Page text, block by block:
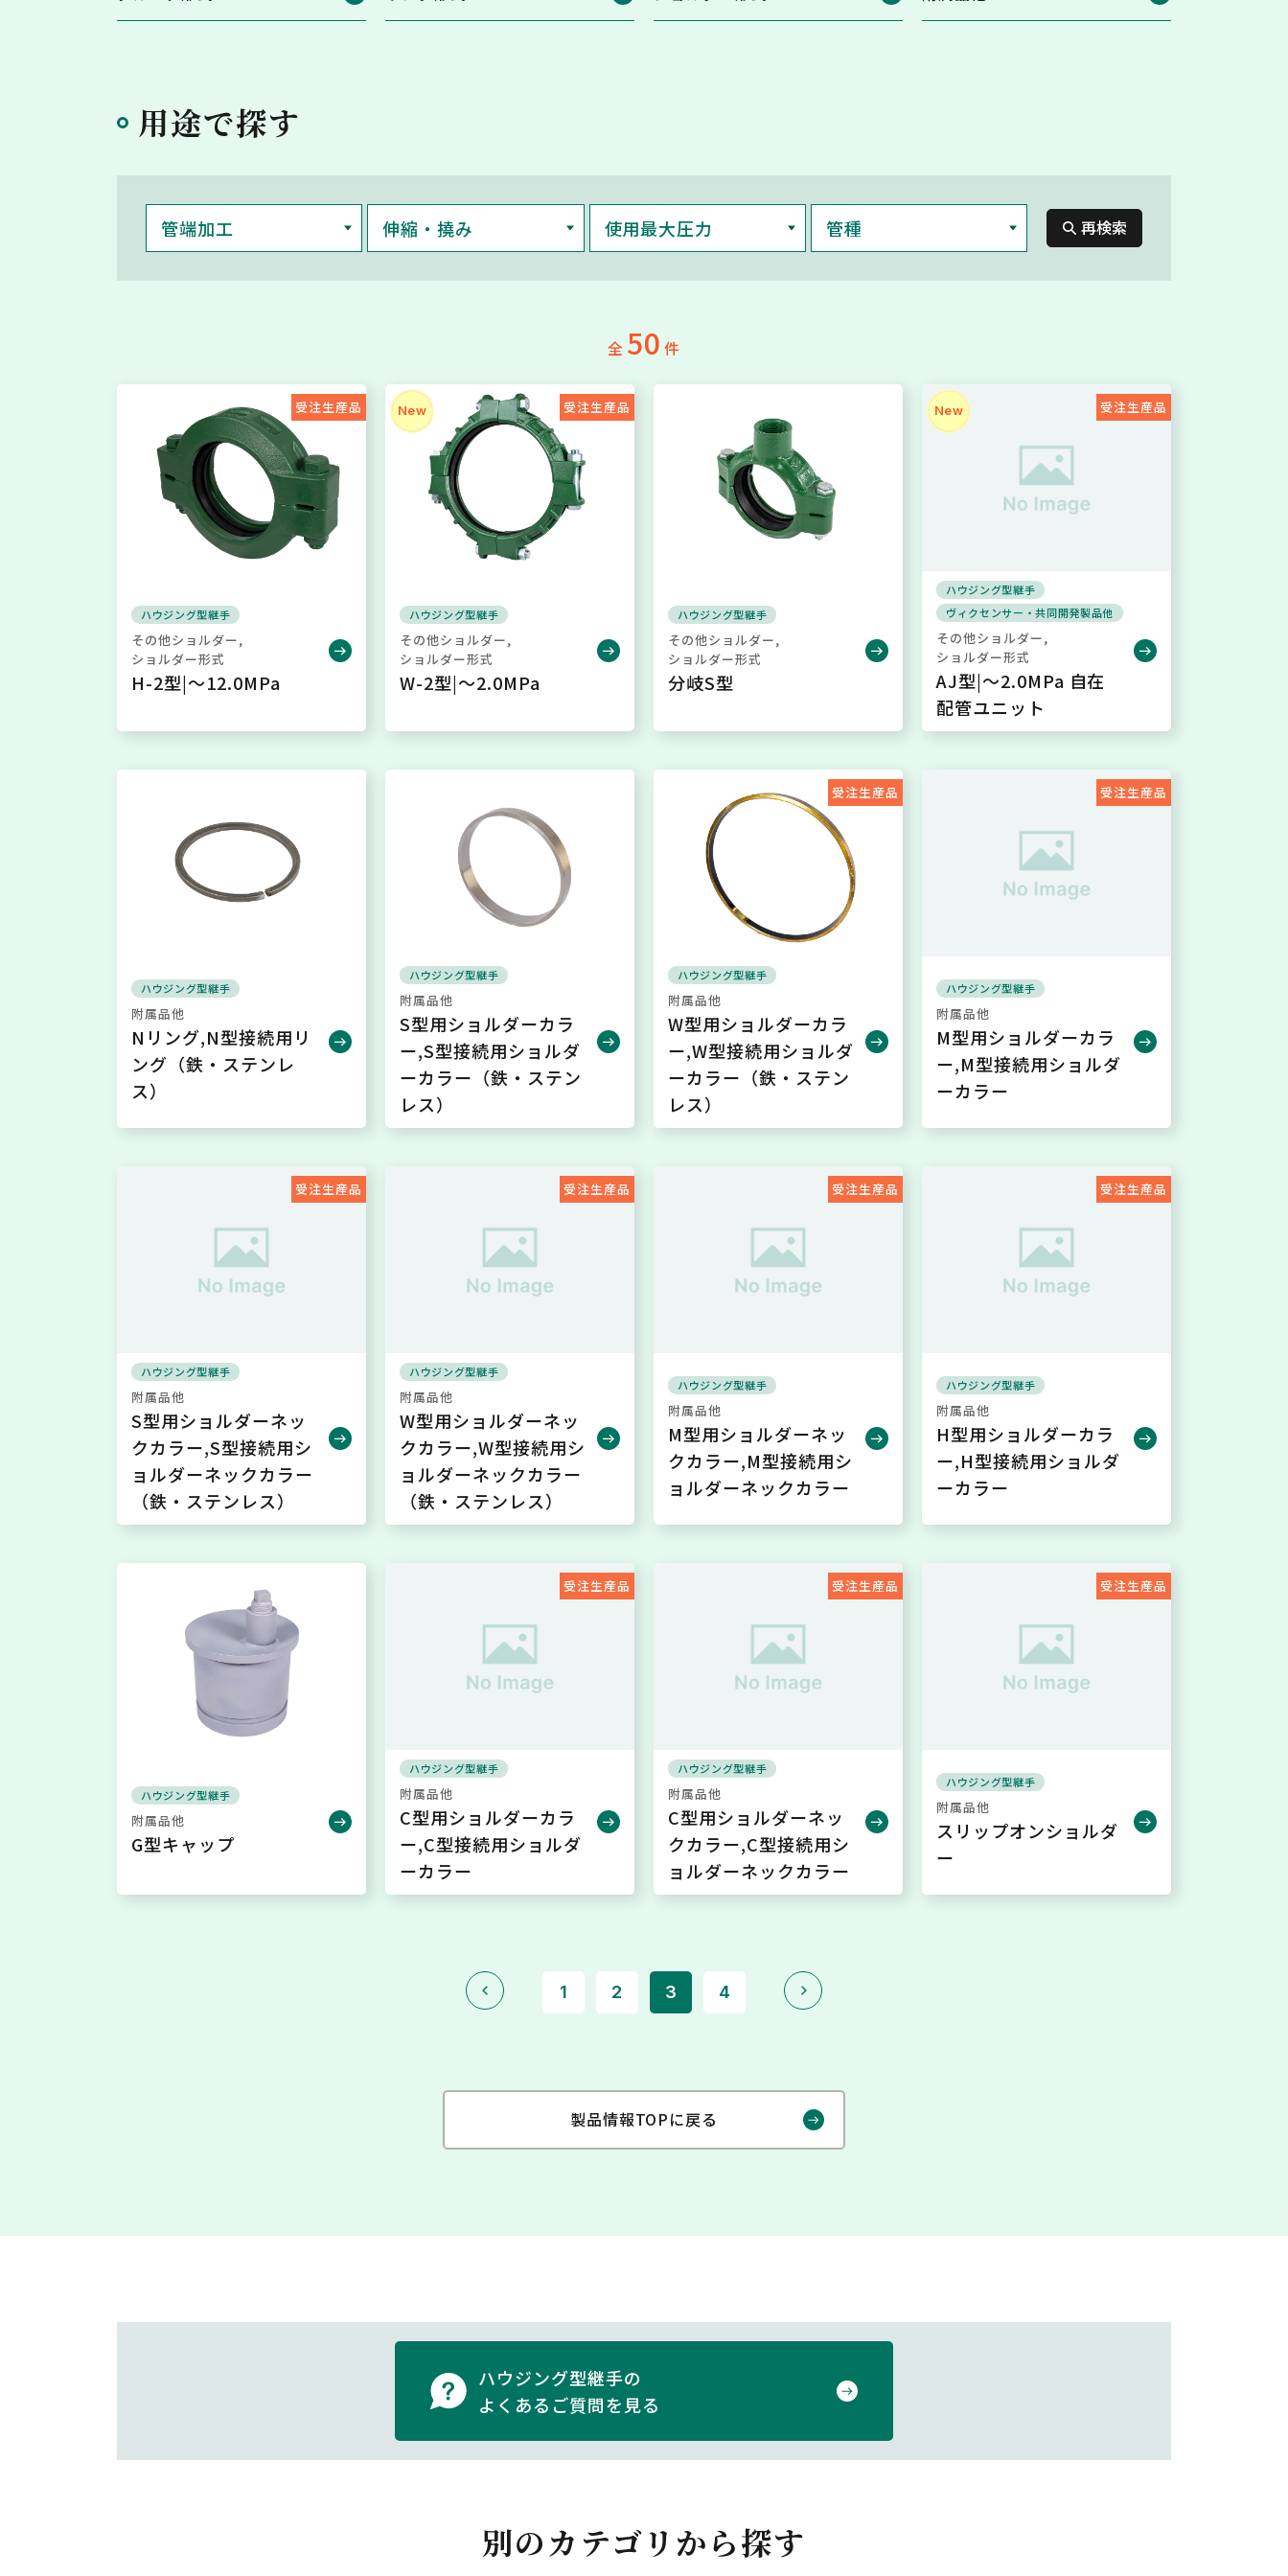
用途で探す
管端加工 伸縮・撓み 使用最大圧力 管種 再検索
全 50 件
受注生産品
ハウジング型継手
その他ショルダー
ショルダー形式
H-2型|～12.0MPa
New 受注生産品
ハウジング型継手
その他ショルダー
ショルダー形式
W-2型|～2.0MPa
ハウジング型継手
その他ショルダー
ショルダー形式
分岐S型
New 受注生産品
ハウジング型継手
ヴィクセンサー・共同開発製品他
その他ショルダー
ショルダー形式
AJ型|～2.0MPa 自在
配管ユニット
ハウジング型継手
附属品他
Nリング,N型接続用リ
ング（鉄・ステンレ
ス）
ハウジング型継手
附属品他
S型用ショルダーカラ
ー,S型接続用ショルダ
ーカラー（鉄・ステン
レス）
受注生産品
ハウジング型継手
附属品他
W型用ショルダーカラ
ー,W型接続用ショルダ
ーカラー（鉄・ステン
レス）
受注生産品
ハウジング型継手
附属品他
M型用ショルダーカラ
ー,M型接続用ショルダ
ーカラー
受注生産品
ハウジング型継手
附属品他
S型用ショルダーネッ
クカラー,S型接続用シ
ョルダーネックカラー
（鉄・ステンレス）
受注生産品
ハウジング型継手
附属品他
W型用ショルダーネッ
クカラー,W型接続用シ
ョルダーネックカラー
（鉄・ステンレス）
受注生産品
ハウジング型継手
附属品他
M型用ショルダーネッ
クカラー,M型接続用シ
ョルダーネックカラー
受注生産品
ハウジング型継手
附属品他
H型用ショルダーカラ
ー,H型接続用ショルダ
ーカラー
ハウジング型継手
附属品他
G型キャップ
受注生産品
ハウジング型継手
附属品他
C型用ショルダーカラ
ー,C型接続用ショルダ
ーカラー
受注生産品
ハウジング型継手
附属品他
C型用ショルダーネッ
クカラー,C型接続用シ
ョルダーネックカラー
受注生産品
ハウジング型継手
附属品他
スリップオンショルダ
ー
<
1 2 3 4
>
製品情報TOPに戻る
ハウジング型継手の
よくあるご質問を見る
別のカテゴリから探す